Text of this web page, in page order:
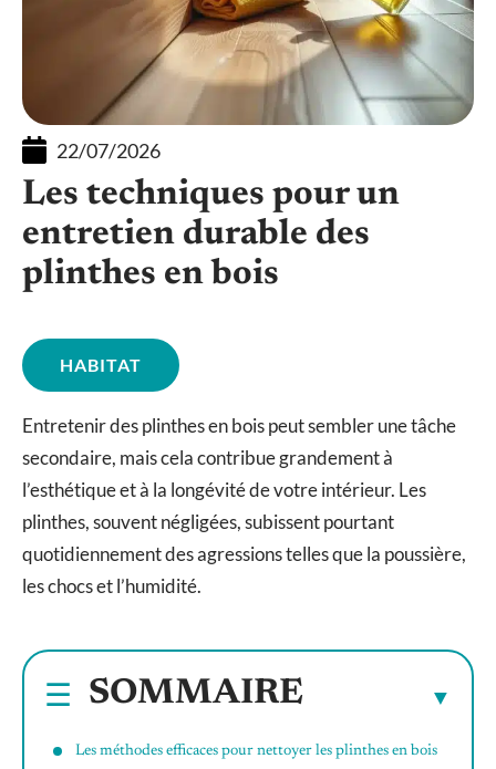
22/07/2026
Les techniques pour un
entretien durable des
plinthes en bois
HABITAT
Entretenir des plinthes en bois peut sembler une tâche
secondaire, mais cela contribue grandement à
l’esthétique et à la longévité de votre intérieur. Les
plinthes, souvent négligées, subissent pourtant
quotidiennement des agressions telles que la poussière,
les chocs et l’humidité.
SOMMAIRE
Les méthodes efficaces pour nettoyer les plinthes en bois